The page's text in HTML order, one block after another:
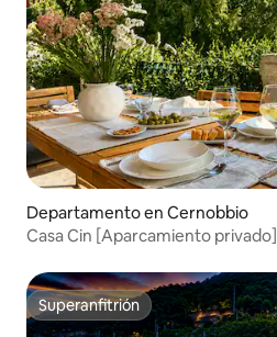
Departamento en Cernobbio
Casa Cin [Aparcamiento privado]
Superanfitrión
Superanfitrión